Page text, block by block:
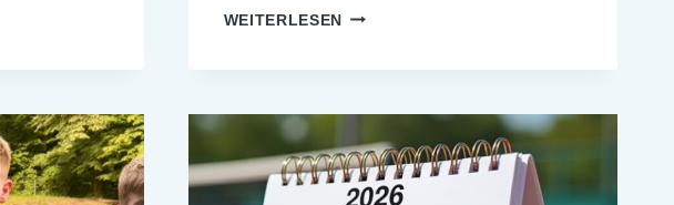
WEITERLESEN TENNIS